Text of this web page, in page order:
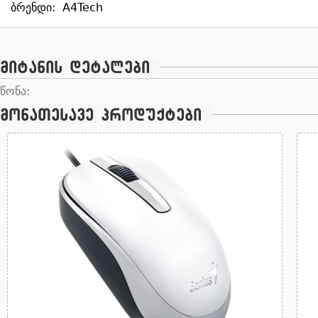
ბრენდი: A4Tech
მიტანის დეტალები
წონა:
მონათესავე პროდუქტები